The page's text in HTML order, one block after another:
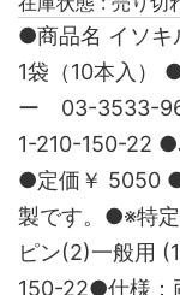
●商品名 イソキ
1袋（10本入）
ー 03-3533-
1-210-150-22
●定価￥ 5050
製です。●※特
ピン(2)一般用
150-22●仕様：